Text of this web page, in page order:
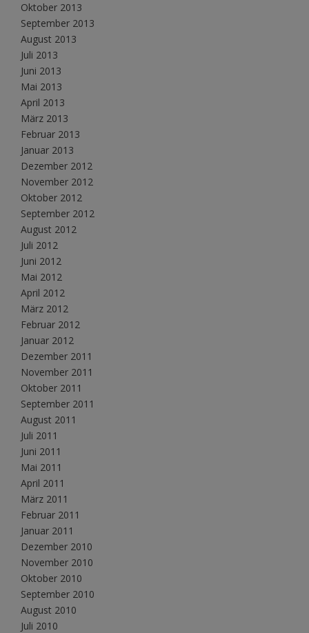
Oktober 2013
September 2013
August 2013
Juli 2013
Juni 2013
Mai 2013
April 2013
März 2013
Februar 2013
Januar 2013
Dezember 2012
November 2012
Oktober 2012
September 2012
August 2012
Juli 2012
Juni 2012
Mai 2012
April 2012
März 2012
Februar 2012
Januar 2012
Dezember 2011
November 2011
Oktober 2011
September 2011
August 2011
Juli 2011
Juni 2011
Mai 2011
April 2011
März 2011
Februar 2011
Januar 2011
Dezember 2010
November 2010
Oktober 2010
September 2010
August 2010
Juli 2010